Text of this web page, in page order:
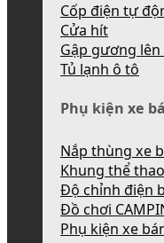
Cốp điện tự
Cửa hít
Gập gương
Tủ lạnh ô tô
Phụ kiện xe
Nắp thùng xe
Khung thể thao
Độ chỉnh điện
Đồ chơi
Phụ kiện xe